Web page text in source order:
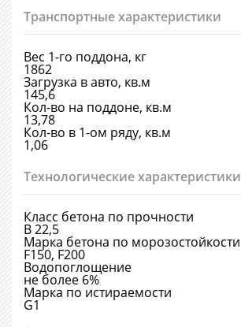
Транспортные характеристики
Вес 1-го поддона, кг
1862
Загрузка в авто, кв.м
145,6
Кол-во на поддоне, кв.м
13,78
Кол-во в 1-ом ряду, кв.м
1,06
Технологические характеристики
Класс бетона по прочности
В 22,5
Марка бетона по морозостойкости
F150, F200
Водопоглощение
не более 6%
Марка по истираемости
G1